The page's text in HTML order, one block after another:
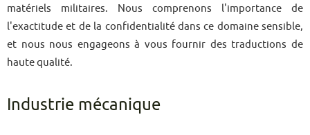
matériels militaires. Nous comprenons l'importance de
l'exactitude et de la confidentialité dans ce domaine sensible,
et nous nous engageons à vous fournir des traductions de
haute qualité.
Industrie mécanique